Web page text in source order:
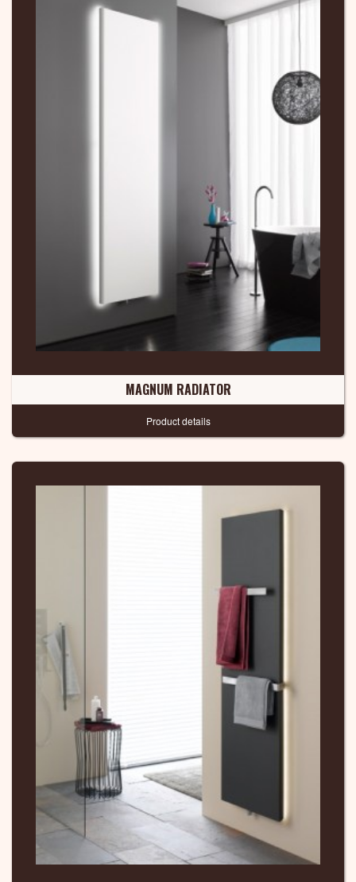
MAGNUM RADIATOR
Product details